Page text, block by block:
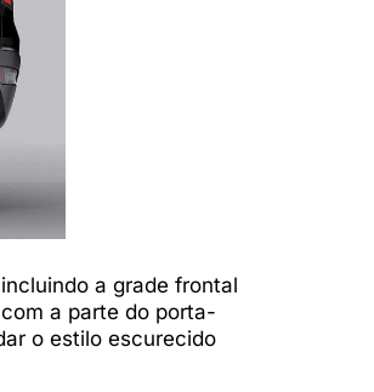
a grade frontal
a parte do porta-
o estilo escurecido